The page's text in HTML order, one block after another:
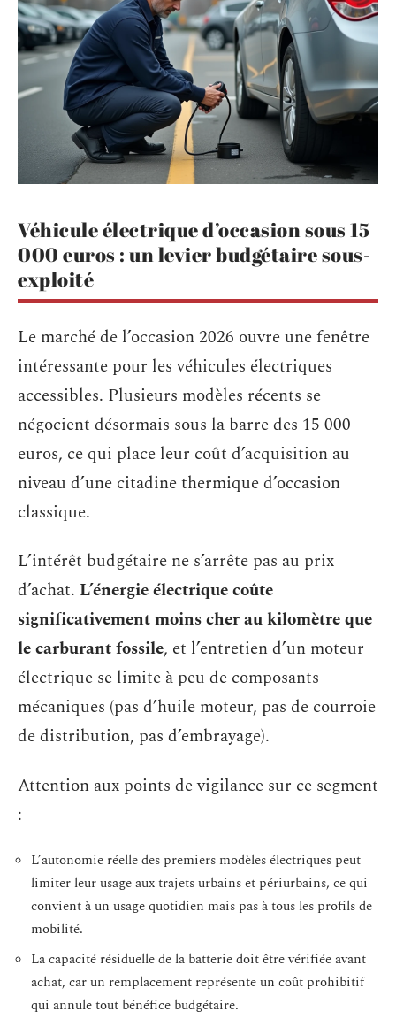
Véhicule électrique d’occasion sous 15
000 euros : un levier budgétaire sous-
exploité
Le marché de l’occasion 2026 ouvre une fenêtre
intéressante pour les véhicules électriques
accessibles. Plusieurs modèles récents se
négocient désormais sous la barre des 15 000
euros, ce qui place leur coût d’acquisition au
niveau d’une citadine thermique d’occasion
classique.
L’intérêt budgétaire ne s’arrête pas au prix
d’achat. L’énergie électrique coûte
significativement moins cher au kilomètre que
le carburant fossile, et l’entretien d’un moteur
électrique se limite à peu de composants
mécaniques (pas d’huile moteur, pas de courroie
de distribution, pas d’embrayage).
Attention aux points de vigilance sur ce segment
:
L’autonomie réelle des premiers modèles électriques peut
limiter leur usage aux trajets urbains et périurbains, ce qui
convient à un usage quotidien mais pas à tous les profils de
mobilité.
La capacité résiduelle de la batterie doit être vérifiée avant
achat, car un remplacement représente un coût prohibitif
qui annule tout bénéfice budgétaire.